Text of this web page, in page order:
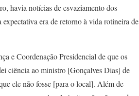
havia notícias de esvaziamento dos
era de retorno à vida rotineira de
e Coordenação Presidencial de que os
ciência ao ministro [Gonçalves Dias] de
ele não fosse [para o local]. Além de